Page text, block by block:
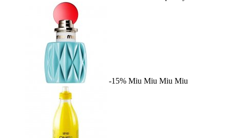
-15% Miu Miu Miu Miu